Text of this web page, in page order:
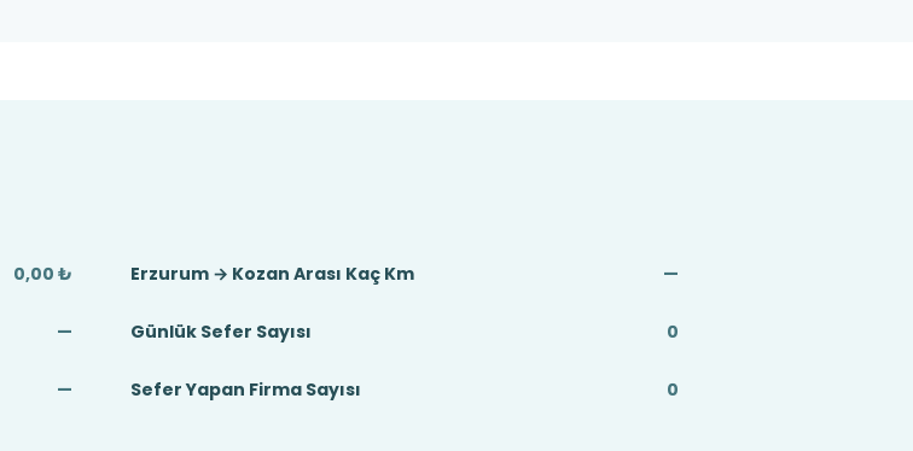
0,00 ₺ Erzurum → Kozan Arası Kaç Km —
— Günlük Sefer Sayısı 0
— Sefer Yapan Firma Sayısı 0